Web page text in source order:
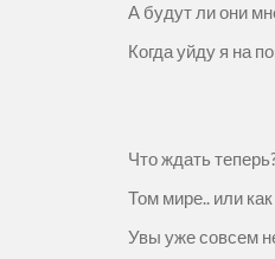
А будут ли они
Когда уйду я на
Что ждать
Том мире.. или
Увы уже совсем